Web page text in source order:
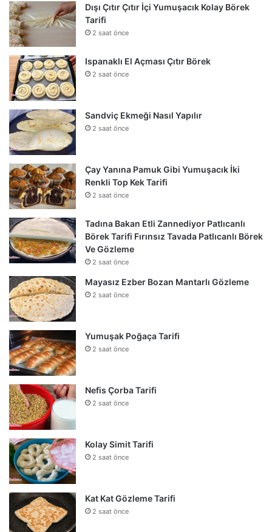
Dışı Çıtır Çıtır İçi Yumuşacık Kolay Börek
Tarifi
2 saat önce
Ispanaklı El Açması Çıtır Börek
2 saat önce
Sandviç Ekmeği Nasıl Yapılır
2 saat önce
Çay Yanına Pamuk Gibi Yumuşacık İki
Renkli Top Kek Tarifi
2 saat önce
Tadına Bakan Etli Zannediyor Patlıcanlı
Börek Tarifi Fırınsız Tavada Patlıcanlı Börek
Ve Gözleme
2 saat önce
Mayasız Ezber Bozan Mantarlı Gözleme
2 saat önce
Yumuşak Poğaça Tarifi
2 saat önce
Nefis Çorba Tarifi
2 saat önce
Kolay Simit Tarifi
2 saat önce
Kat Kat Gözleme Tarifi
2 saat önce